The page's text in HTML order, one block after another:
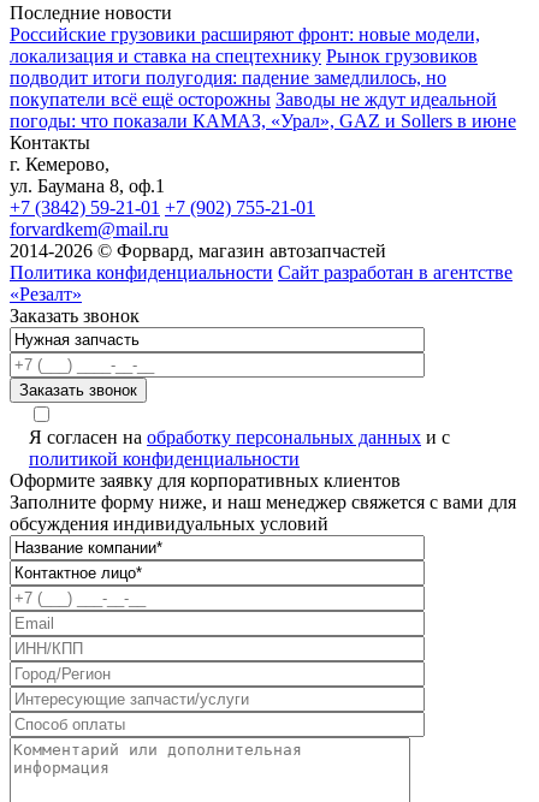
Последние новости
Российские грузовики расширяют фронт: новые модели,
локализация и ставка на спецтехнику Рынок грузовиков
подводит итоги полугодия: падение замедлилось, но
покупатели всё ещё осторожны Заводы не ждут идеальной
погоды: что показали КАМАЗ, «Урал», GAZ и Sollers в июне
Контакты
г. Кемерово,
ул. Баумана 8, оф.1
+7 (3842) 59-21-01 +7 (902) 755-21-01
forvardkem@mail.ru
2014-2026 © Форвард, магазин автозапчастей
Политика конфиденциальности Сайт разработан в агентстве
«Резалт»
Заказать звонок
Я согласен на обработку персональных данных и с
политикой конфиденциальности
Оформите заявку для корпоративных клиентов
Заполните форму ниже, и наш менеджер свяжется с вами для
обсуждения индивидуальных условий